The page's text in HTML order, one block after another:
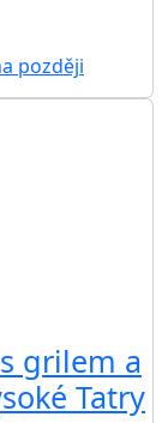
později
grilem a
Tatry